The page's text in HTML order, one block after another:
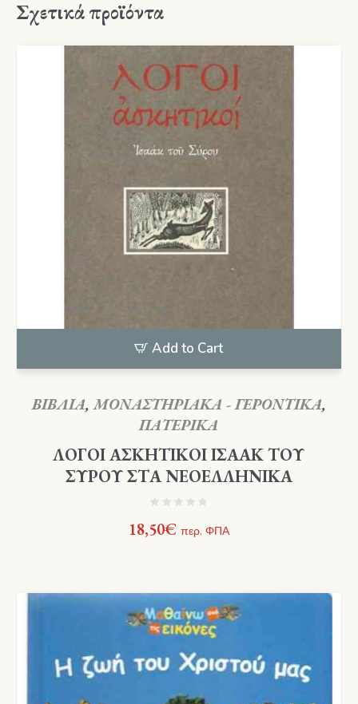
Σχετικά προϊόντα
Add to Cart
ΒΙΒΛΙΑ,ΜΟΝΑΣΤΗΡΙΑΚΑ - ΓΕΡΟΝΤΙΚΑ,
ΠΑΤΕΡΙΚΑ
ΛΟΓΟΙ ΑΣΚΗΤΙΚΟΙ ΙΣΑΑΚ ΤΟΥ
ΣΥΡΟΥ ΣΤΑ ΝΕΟΕΛΛΗΝΙΚΑ
18,50€ περ. ΦΠΑ